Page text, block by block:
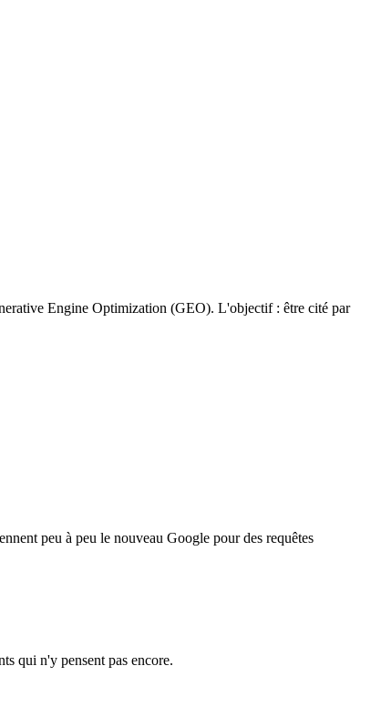
Engine Optimization (GEO). L'objectif : être cité par
peu à peu le nouveau Google pour des requêtes
qui n'y pensent pas encore.